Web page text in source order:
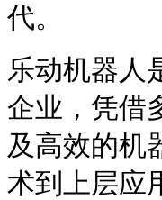
代。
乐动机器人
企业，凭借
及高效的机
术到上层应